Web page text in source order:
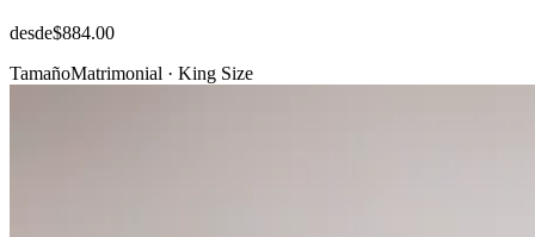
desde$884.00
TamañoMatrimonial · King Size